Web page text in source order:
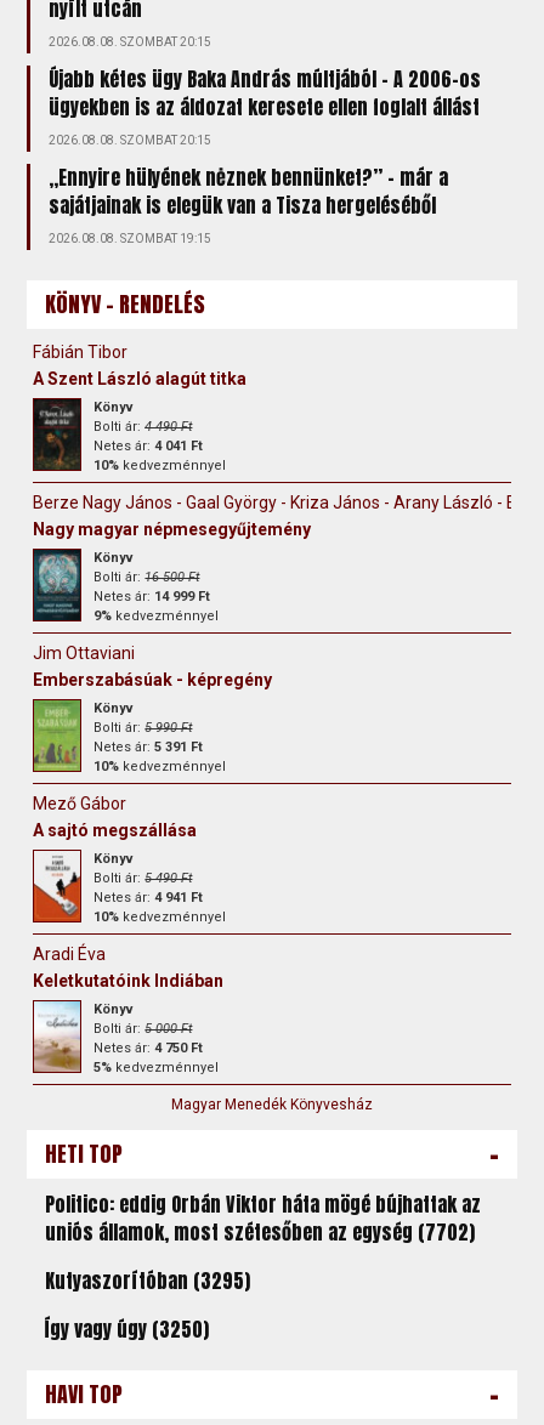
nyílt utcán
2026.08.08. SZOMBAT 20:15
Újabb kétes ügy Baka András múltjából – A 2006-os
ügyekben is az áldozat keresete ellen foglalt állást
2026.08.08. SZOMBAT 20:15
„Ennyire hülyének nėznek bennünket?” – már a
sajátjainak is elegük van a Tisza hergeléséből
2026.08.08. SZOMBAT 19:15
KÖNYV - RENDELÉS
Fábián Tibor
A Szent László alagút titka
Könyv
Bolti ár:4 490 Ft
Netes ár:4 041 Ft
10% kedvezménnyel
Berze Nagy János - Gaal György - Kriza János - Arany László -
Nagy magyar népmesegyűjtemény
Könyv
Bolti ár:16 500 Ft
Netes ár: 14 999 Ft
9% kedvezménnyel
Jim Ottaviani
Emberszabásúak - képregény
Könyv
Bolti ár:5 990 Ft
Netes ár:5 391 Ft
10% kedvezménnyel
Mező Gábor
A sajtó megszállása
Könyv
Bolti ár:5 490 Ft
Netes ár:4 941 Ft
10% kedvezménnyel
Aradi Éva
Keletkutatóink Indiában
Könyv
Bolti ár:5 000 Ft
Netes ár:4 750 Ft
5% kedvezménnyel
Magyar Menedék Könyvesház
HETI TOP -
Politico: eddig Orbán Viktor háta mögé bújhattak az
uniós államok, most szétesőben az egység (7702)
Kutyaszorítóban (3295)
Így vagy úgy (3250)
HAVI TOP -